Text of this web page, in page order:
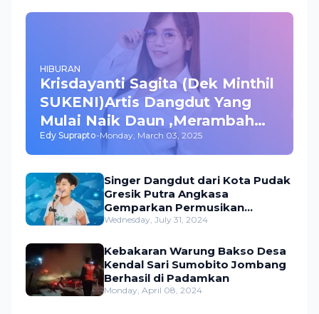
HIBURAN
Krisdayanti Sagita (Dek Minthil
SUKENI)Artis Dangdut Yang
Mulai Naik Daun ,Merambah
Bisnis dan Akting
Edy Suprapto-Monday, March 03, 2025
Singer Dangdut dari Kota Pudak
Gresik Putra Angkasa
Gemparkan Permusikan
Dangdut Indonesia
Wednesday, July 31, 2024
Kebakaran Warung Bakso Desa
Kendal Sari Sumobito Jombang
Berhasil di Padamkan
Monday, April 08, 2024